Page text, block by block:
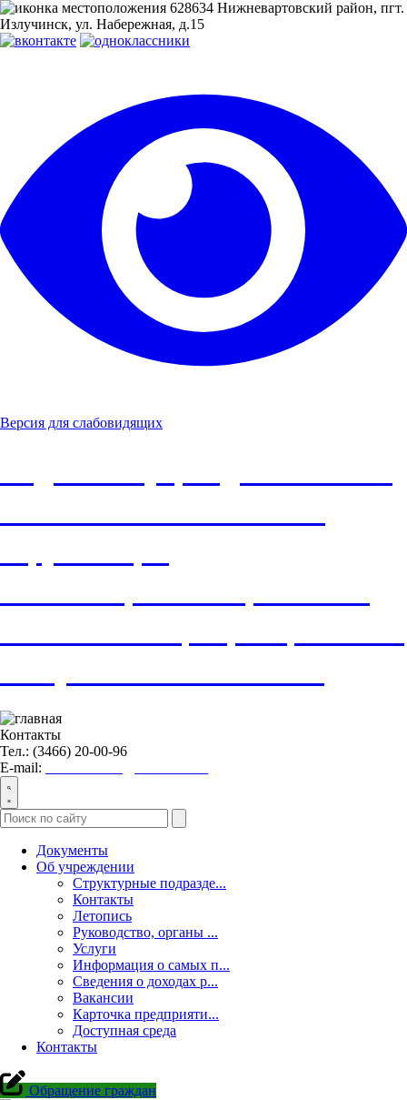
628634 Нижневартовский район, пгт.
Излучинск, ул. Набережная, д.15
Версия для слабовидящих
Контакты
Тел.: (3466) 20-00-96
E-mail:
Документы
Об учреждении
Структурные подразде...
Контакты
Летопись
Руководство, органы ...
Услуги
Информация о самых п...
Сведения о доходах р...
Вакансии
Карточка предприяти...
Доступная среда
Контакты
Обращение граждан